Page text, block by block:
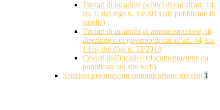
Titolari di incarichi politici di cui all'art. 14,
co. 1, del dlgs n. 33/2013 (da pubblicare in
tabelle)
Titolari di incarichi di amministrazione, di
direzione o di governo di cui all'art. 14, co.
1-bis, del dlgs n. 33/2013
Cessati dall'incarico (documentazione da
pubblicare sul sito web)
Sanzioni per mancata comunicazione dei dati 1